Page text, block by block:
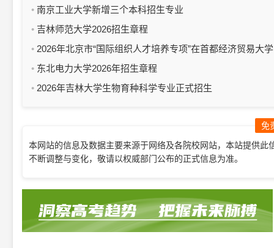
南京工业大学新增三个本科招生专业
吉林师范大学2026招生章程
2026年北京市“国际组织人才培养专项”在首都经济贸易大学
启动
东北电力大学2026年招生章程
2026年吉林大学生物育种科学专业正式招生
免
本网站的信息及数据主要来源于网络及各院校网站，本站提供
不断调整与变化，敬请以权威部门公布的正式信息为准。